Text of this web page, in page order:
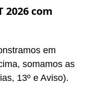
2026 com
em
somamos as
13º e Aviso).